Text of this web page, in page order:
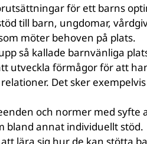
för ett barns
till barn, ungdomar,
möter behoven på plats.
så kallade barnvänliga
utveckla förmågor för att
Det sker
och normer med syfte
bland annat individuellt stöd.
lära sig hur de kan stötta